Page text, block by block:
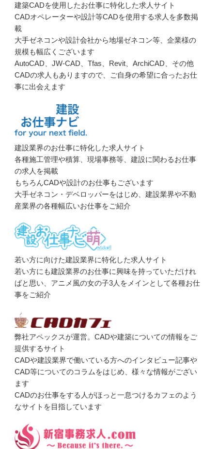
建築CADを使用したお仕事に特化した求人サイト
CADオペレーターや設計等CADを使用する求人を多数掲
載
大手ゼネコンや設計会社から地場ゼネコン等、企業様の
規模も幅広くございます
AutoCAD、JW-CAD、Tfas、Revit、ArchiCAD、その他
CADの求人もありますので、ご自身の希望に合ったお仕
事に出会えます
建設業界のお仕事に特化した求人サイト
各種施工管理や積算、現場事務等、建設に関わるお仕事
の求人を掲載
もちろんCADや設計のお仕事もございます
大手ゼネコン・デベロッパーをはじめ、建設業界や不動
産業界の各種幅広いお仕事をご紹介
若い方に向けた建設業界に特化した求人サイト
若い方にも建設業界のお仕事に興味を持っていただけれ
ばと思い、アニメ風の女の子3人をメインとして各種お仕
事をご紹介
弊社アペックスが運営。CADや建築についての情報をご
提供するサイト
CADや建設業界で働いている方へのインタビュー記事や
CAD等についてのコラムをはじめ、様々な情報がござい
ます
CADのお仕事をする人がほっと一息つけるカフェのよう
なサイトを目指しています